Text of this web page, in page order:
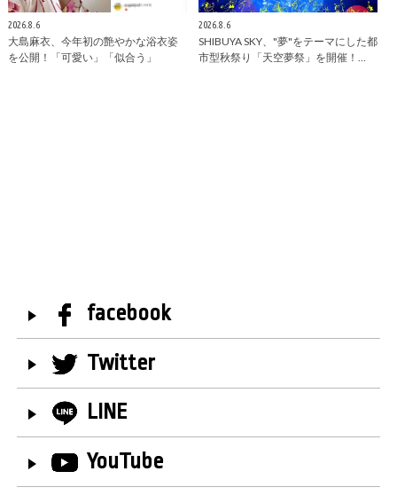
2026.8.6
大島麻衣、今年初の艶やかな浴衣姿
を公開！「可愛い」「似合う」
2026.8.6
SHIBUYA SKY、"夢"をテーマにした都
市型秋祭り「天空夢祭」を開催！…
facebook
Twitter
LINE
YouTube